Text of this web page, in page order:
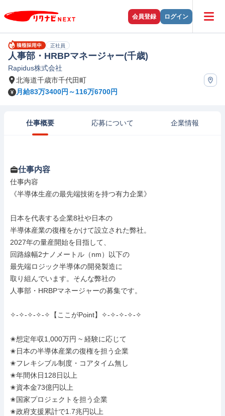
会員登録 ログイン
正社員
人事部・HRBPマネージャー(千歳)
Rapidus株式会社
北海道千歳市千代田町
月給83万3400円～116万6700円
仕事概要 応募について 企業情報
仕事内容
仕事内容
《半導体生産の最先端技術を持つ有力企業》
日本を代表する企業8社や日本の
半導体産業の復権をかけて設立された弊社。
2027年の量産開始を目指して、
回路線幅2ナノメートル（nm）以下の
最先端ロジック半導体の開発製造に
取り組んでいます。そんな弊社の
人事部・HRBPマネージャーの募集です。
✧-✧-✧-✧-✧【ここがPoint】✧-✧-✧-✧-✧
✬想定年収1,000万円 ~ 経験に応じて
✬日本の半導体産業の復権を担う企業
✬フレキシブル制度・コアタイム無し
✬年間休日128日以上
✬資本金73億円以上
✬国家プロジェクトを担う企業
✬政府支援累計で1.7兆円以上